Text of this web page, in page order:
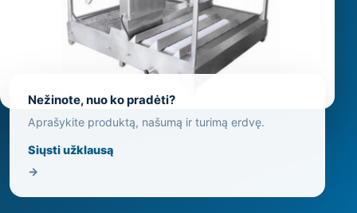
Nežinote, nuo ko pradėti?
Aprašykite produktą, našumą ir turimą erdvę.
Siųsti užklausą
→